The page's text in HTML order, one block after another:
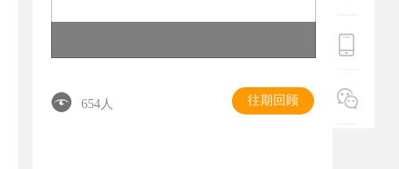
654人 往期回顾